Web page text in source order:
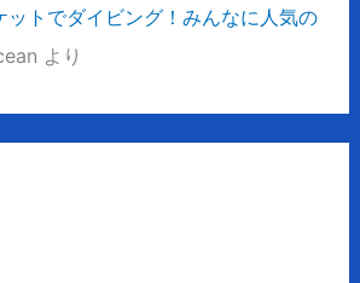
トでダイビング！みんなに人気の
より